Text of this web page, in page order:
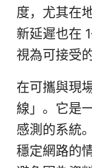
度，尤其在
新延遲也在
視為可接受
在可攜與現
線」。它是
感測的系統
穩定網路的